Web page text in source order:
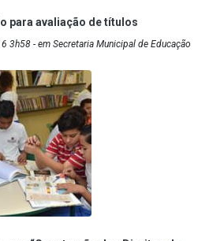
para avaliação de títulos
3h58 - em Secretaria Municipal de Educação